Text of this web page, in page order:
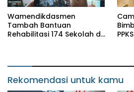
Wamendikdasmen
Tambah Bantuan
Rehabilitasi 174 Sekolah di
Rekomendasi untuk kamu